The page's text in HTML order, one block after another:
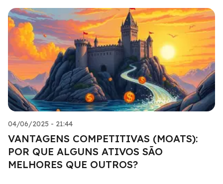
04/06/2025 - 21:44
VANTAGENS COMPETITIVAS (MOATS):
POR QUE ALGUNS ATIVOS SÃO
MELHORES QUE OUTROS?